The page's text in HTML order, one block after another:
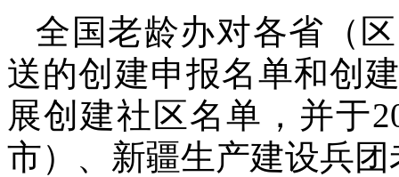
全国老龄办对各省（
送的创建申报名单和创
展创建社区名单，并于
市）、新疆生产建设兵